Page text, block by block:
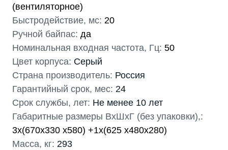
(вентиляторное)
Быстродействие, мс: 20
Ручной байпас: да
Номинальная входная частота, Гц: 50
Цвет корпуса: Серый
Страна производитель: Россия
Гарантийный срок, мес: 24
Срок службы, лет: Не менее 10 лет
Габаритные размеры ВхШхГ (без упаковки),:
3х(670x330 x580) +1х(625 х480х280)
Масса, кг: 293